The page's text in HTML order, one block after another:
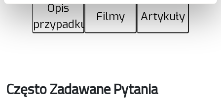
Opis
przypadku
Filmy Artykuły
Często Zadawane Pytania